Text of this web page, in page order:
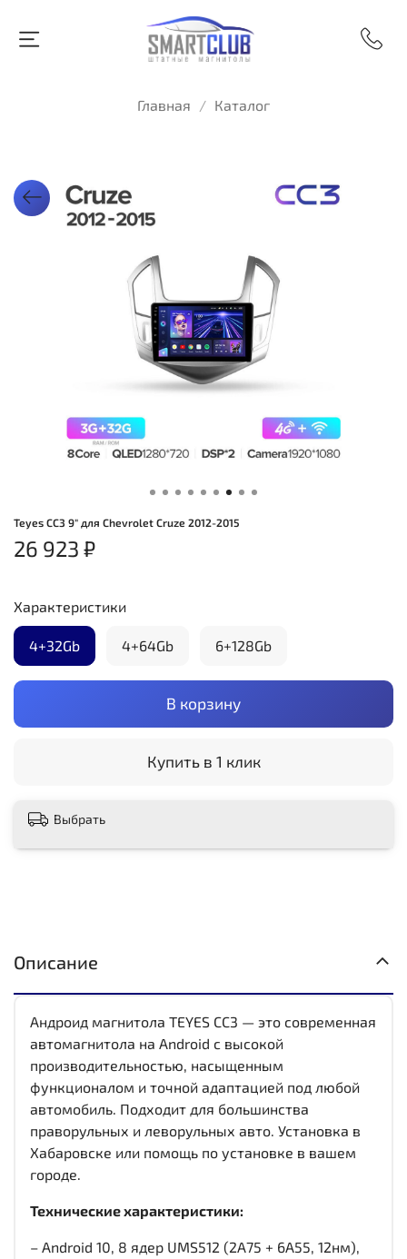
Главная Каталог
Teyes CC3 9" для Chevrolet Cruze 2012-2015
26 923 ₽
В корзину
Купить в 1 клик
Характеристики
4+32Gb 4+64Gb 6+128Gb
Выбрать
Описание
Андроид магнитола TEYES CC3 — это современная
автомагнитола на Android с высокой
производительностью, насыщенным
функционалом и точной адаптацией под любой
автомобиль. Подходит для большинства
праворульных и леворульных авто. Установка в
Хабаровске или помощь по установке в вашем
городе.
Технические характеристики:
– Android 10, 8 ядер UMS512 (2A75 + 6A55, 12нм),